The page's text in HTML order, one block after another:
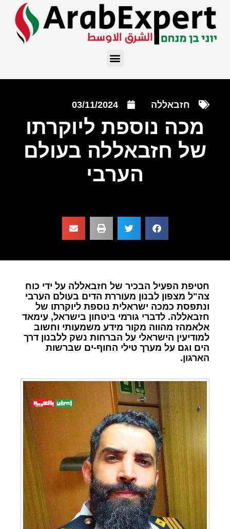
חזבאללה 03/11/2024
מכה נוספת ליוקרתו
של חזבאללה בעולם
הערבי
חטיפת הפעיל הבכיר של חזבאללה על ידי כוח
צה"ל מצפון לבנון מעוררת הדים בעולם הערבי
ונתפסת כמכה ישראלית נוספת ליוקרתו של
חזבאללה. לדברי גורמי ביטחון בישראל, עימאד
אלאמהז מהווה מקור מידע משמעותי וחשוב
למודיעין הישראלי על הברחות נשק ללבנון דרך
הים וגם על מערך טילי החוף-ים שברשות
הארגון.